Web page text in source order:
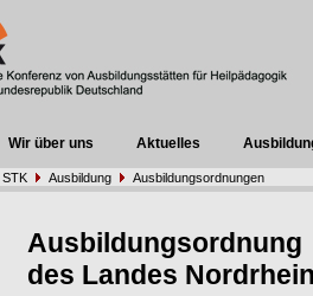
Wir über uns Aktuelles
STK Ausbildung Ausbildungsordnungen
Ausbildungsordnung
des Landes